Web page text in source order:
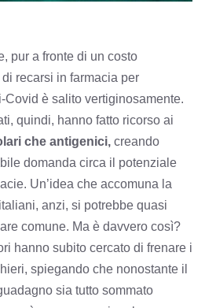
pur a fronte di un costo
recarsi in farmacia per
Covid è salito vertiginosamente.
quindi, hanno fatto ricorso ai
che antigenici, creando
domanda circa il potenziale
Un’idea che accomuna la
anzi, si potrebbe quasi
comune. Ma è davvero così?
hanno subito cercato di frenare i
spiegando che nonostante il
sia tutto sommato